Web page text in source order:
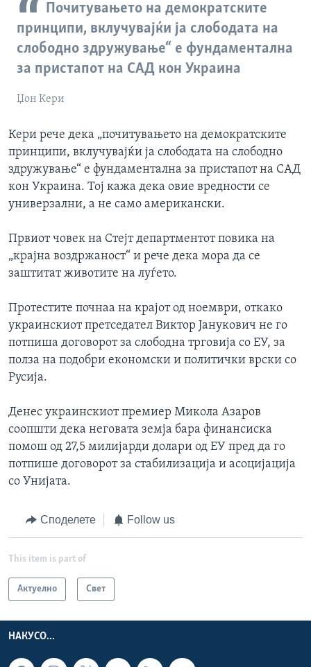
Почитувањето на демократските
принципи, вклучувајќи ја слободата на
слободно здружување“ е фундаментална
за пристапот на САД кон Украина
Џон Кери
Кери рече дека „почитувањето на демократските
принципи, вклучувајќи ја слободата на слободно
здружување“ е фундаментална за пристапот на САД
кон Украина. Тој кажа дека овие вредности се
универзални, а не само американски.
Првиот човек на Стејт департментот повика на
„крајна воздржаност“ и рече дека мора да се
заштитат животите на луѓето.
Протестите почнаа на крајот од ноември, откако
украинскиот претседател Виктор Јанукович не го
потпиша договорот за слободна трговија со ЕУ, за
полза на подобри економски и политички врски со
Русија.
Денес украинскиот премиер Микола Азаров
соопшти дека неговата земја бара финансиска
помош од 27,5 милијарди долари од ЕУ пред да го
потпише договорот за стабилизација и асоцијација
со Унијата.
Споделете Follow us
This item is part of
Актуелно Свет
НАКУСО...